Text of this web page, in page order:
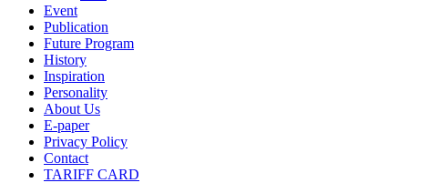
Event
Publication
Future Program
History
Inspiration
Personality
About Us
E-paper
Privacy Policy
Contact
TARIFF CARD